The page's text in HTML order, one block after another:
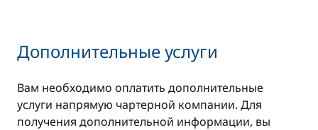
Дополнительные услуги
Вам необходимо оплатить дополнительные
услуги напрямую чартерной компании. Для
получения дополнительной информации, вы